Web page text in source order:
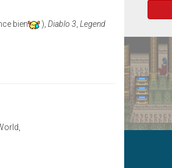
bien ),Diablo 3,Legend